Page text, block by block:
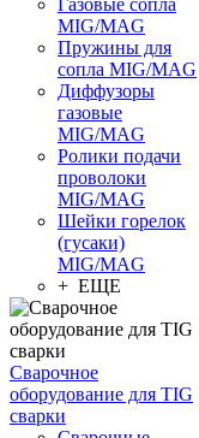
Газовые сопла
MIG/MAG
Пружины для
сопла MIG/MAG
Диффузоры
газовые
MIG/MAG
Ролики подачи
проволоки
MIG/MAG
Шейки горелок
(гусаки)
MIG/MAG
+ ЕЩЕ
Сварочное
оборудование для TIG
сварки